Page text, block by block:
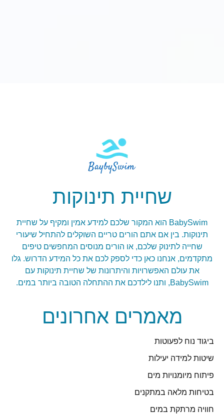
שחיית תינוקות
BabySwim הוא המקור שלכם למידע אמין ומקיף על שחיית
תינוקות. בין אם אתם הורים טריים השוקלים להתחיל שיעורי
שחייה לתינוק שלכם, או הורים מנוסים המחפשים טיפים
מתקדמים, אנחנו כאן כדי לספק לכם את כל המידע הדרוש. גלו
את עולם האפשרויות והיתרונות של שחיית תינוקות עם
BabySwim, ותנו לילדכם את ההתחלה הטובה ביותר במים.
מאמרים אחרונים
ביגוד נוח לפעוטות
שיטות למידה יעילות
פיתוח מיומנויות מים
בטיחות מלאה במתקנים
חוויה מרתקת במים